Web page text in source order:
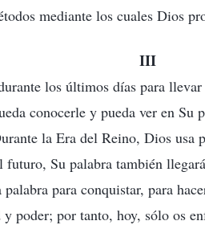
mediante los cuales Dios
III
los últimos días para
conocerle y pueda ver en Su
la Era del Reino, Dios usa
futuro, Su palabra también
para conquistar, para
poder; por tanto, hoy, sólo os